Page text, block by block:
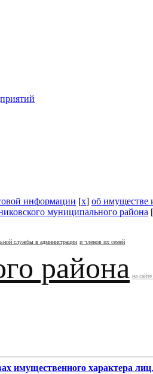
информации [x] об имуществе
муниципального района [
службы в администрации и членов их семей
района на
имущественного характера лиц